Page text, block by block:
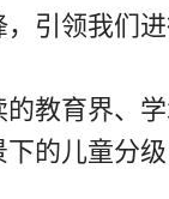
引领我们
教育界、
的儿童分